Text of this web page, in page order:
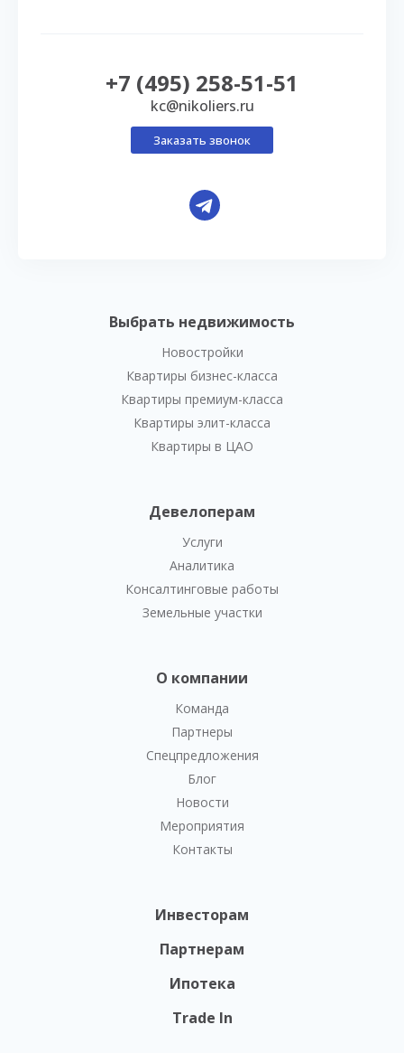
Выбрать недвижимость
Новостройки
Квартиры бизнес-класса
Квартиры премиум-класса
Квартиры элит-класса
Квартиры в ЦАО
Девелоперам
Услуги
Аналитика
Консалтинговые работы
Земельные участки
О компании
Команда
Партнеры
Спецпредложения
Блог
Новости
Мероприятия
Контакты
Инвесторам
Партнерам
Ипотека
Trade In
+7 (495) 258-51-51
kc@nikoliers.ru
Заказать звонок